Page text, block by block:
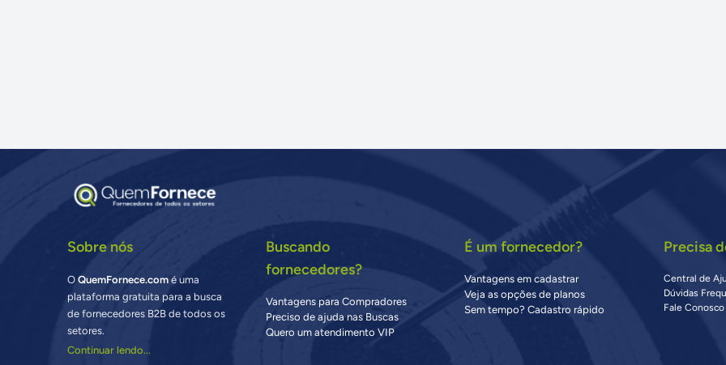
Sobre nós
OQuemFornece.com é uma
plataforma gratuita para a busca
de fornecedores B2B de todos os
setores.
Continuar lendo...
Buscando
fornecedores?
Vantagens para Compradores
Preciso de ajuda nas Buscas
Quero um atendimento VIP
É um fornecedor?
Vantagens em cadastrar
Veja as opções de planos
Sem tempo? Cadastro rápido
Precisa
Central de
Dúvidas
Fale Conosco